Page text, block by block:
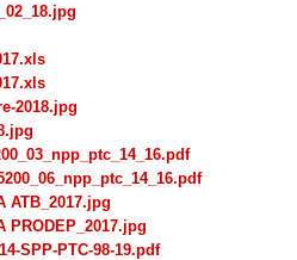
2018.jpg
ATB_2017.jpg
PRODEP_2017.jpg
SPP-PTC-98-19.pdf